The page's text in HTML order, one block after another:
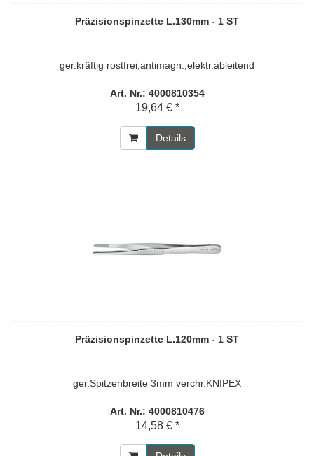
Präzisionspinzette L.130mm - 1 ST
ger.kräftig rostfrei,antimagn.,elektr.ableitend
Art. Nr.: 4000810354
19,64 € *
Details
Präzisionspinzette L.120mm - 1 ST
ger.Spitzenbreite 3mm verchr.KNIPEX
Art. Nr.: 4000810476
14,58 € *